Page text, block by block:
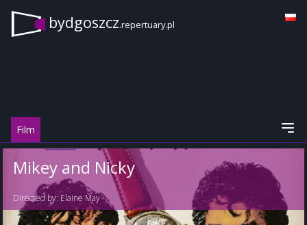
bydgoszcz.repertuary.pl
Film
Mikey and Nicky
Directed by:Elaine May